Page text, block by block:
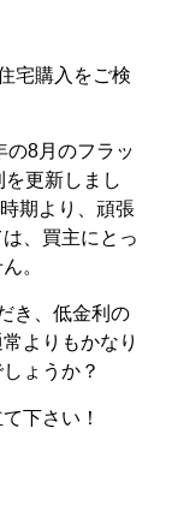
宅購入をご検
の8月のフラッ
を更新しまし
期より、頑張
、買主にとっ
。
き、低金利の
よりもかなり
ょうか？
下さい！